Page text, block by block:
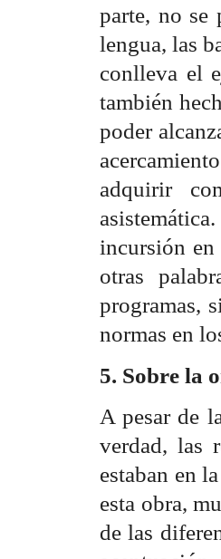
parte, no se
lengua, las
conlleva el
también
poder
adquirir
incursión
otras
programas,
normas en
5. Sobre la
A pesar de
verdad, las
estaban en la
esta obra,
de las